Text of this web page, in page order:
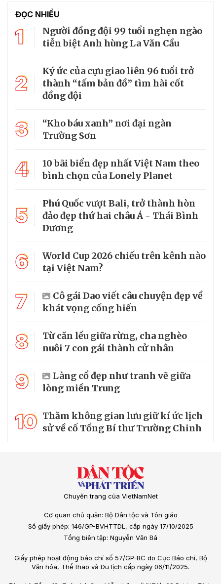
ĐỌC NHIỀU
1
Người đồng đội 99 tuổi nghẹn ngào
tiễn biệt Anh hùng La Văn Cầu
2
Ký ức của cựu giao liên 96 tuổi trở
thành “tấm bản đồ” tìm hài cốt
đồng đội
3
“Kho báu xanh” nơi đại ngàn
Trường Sơn
4
10 bãi biển đẹp nhất Việt Nam theo
bình chọn của Lonely Planet
5
Phú Quốc vượt Bali, trở thành hòn
đảo đẹp thứ hai châu Á - Thái Bình
Dương
6
World Cup 2026 chiếu trên kênh nào
tại Việt Nam?
7
Cô gái Dao viết câu chuyện đẹp về
khát vọng cống hiến
8
Từ căn lều giữa rừng, cha nghèo
nuôi 7 con gái thành cử nhân
9
Làng cổ đẹp như tranh vẽ giữa
lòng miền Trung
10 Thăm không gian lưu giữ kí ức lịch
sử về cố Tổng Bí thư Trường Chinh
Chuyên trang của VietNamNet
Cơ quan chủ quản: Bộ Dân tộc và Tôn giáo
Số giấy phép: 146/GP-BVHTTDL, cấp ngày 17/10/2025
Tổng biên tập: Nguyễn Văn Bá
Giấy phép hoạt động báo chí số 57/GP-BC do Cục Báo chí, Bộ
Văn hóa, Thể thao và Du lịch cấp ngày 06/11/2025.